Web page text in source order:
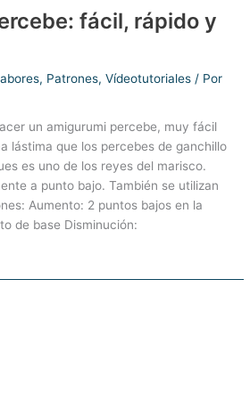
fácil, rápido y
, Patrones,Vídeotutoriales / Por
un amigurumi percebe, muy fácil
lástima que los percebes de ganchillo
es uno de los reyes del marisco.
a punto bajo. También se utilizan
Aumento: 2 puntos bajos en la
de base Disminución: